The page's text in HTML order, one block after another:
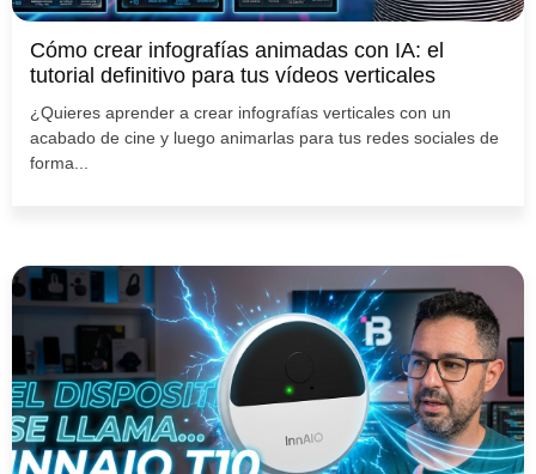
Cómo crear infografías animadas con IA: el
tutorial definitivo para tus vídeos verticales
¿Quieres aprender a crear infografías verticales con un
acabado de cine y luego animarlas para tus redes sociales de
forma...